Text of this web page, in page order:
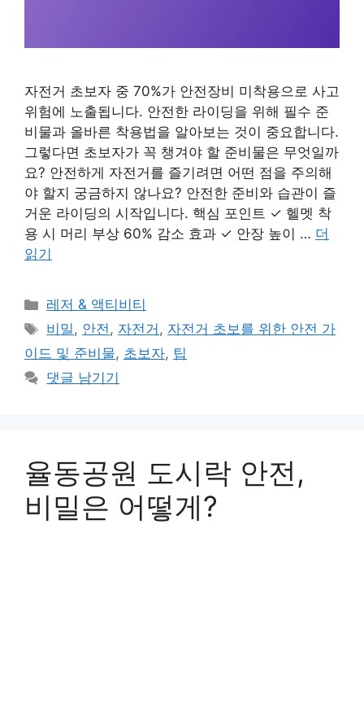
자전거 초보자 중 70%가 안전장비 미착용으로 사고
위험에 노출됩니다. 안전한 라이딩을 위해 필수 준
비물과 올바른 착용법을 알아보는 것이 중요합니다.
그렇다면 초보자가 꼭 챙겨야 할 준비물은 무엇일까
요? 안전하게 자전거를 즐기려면 어떤 점을 주의해
야 할지 궁금하지 않나요? 안전한 준비와 습관이 즐
거운 라이딩의 시작입니다. 핵심 포인트 ✓ 헬멧 착
용 시 머리 부상 60% 감소 효과 ✓ 안장 높이 … 더
읽기
카
테
리
레저 & 액티비티
태
그
비밀, 안전, 자전거 , 자전거 초보를 위한 안전 가
이드 및 준비물, 초보자, 팁
댓글 남기기
율동공원 도시락 안전,
비밀은 어떻게?